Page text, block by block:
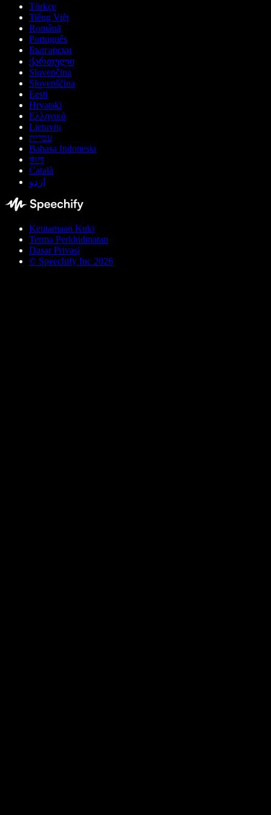
Türkçe
Tiếng Việt
Română
Português
Български
ქართული
Slovenčina
Slovenščina
Eesti
Hrvatski
Ελληνικά
Lietuvių
עברית
Bahasa Indonesia
বাংলা
Català
اردو
Keutamaan Kuki
Terma Perkhidmatan
Dasar Privasi
© Speechify Inc 2026